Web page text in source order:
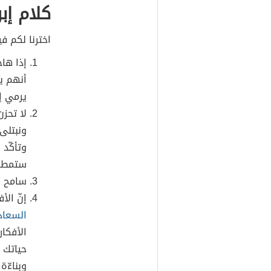
كلام
اخترنا
إذا
أنهم
يرمي
لا
سامح
إنّ